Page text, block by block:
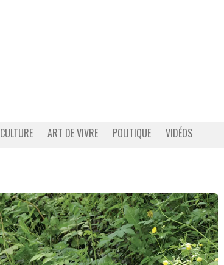
CULTURE ART DE VIVRE POLITIQUE VIDÉOS